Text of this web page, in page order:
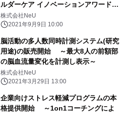
ルダーケア イノベーションアワード」
のファイナリストに選出
株式会社NeU
2021年9月9日 10:00
脳活動の多人数同時計測システム(研究
用途)の販売開始 ～最大8人の前額部
の脳血流量変化を計測し表示～
株式会社NeU
2021年3月29日 13:00
企業向けストレス軽減プログラムの本
格提供開始 ～1on1コーチングによ